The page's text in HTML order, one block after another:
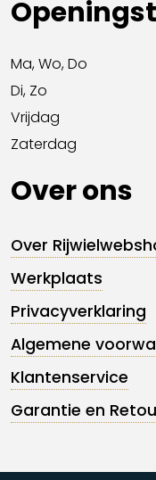
Ma, Wo, Do
Di, Zo
Vrijdag
Zaterdag
Over ons
Over
Werkplaats
Privacyverklaring
Algemene
Klantenservice
Garantie en